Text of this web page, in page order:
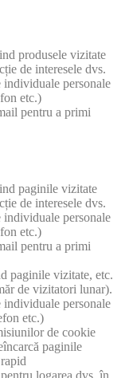
produsele vizitate
de interesele dvs.
personale
etc.)
pentru a primi
paginile vizitate
de interesele dvs.
personale
etc.)
pentru a primi
paginile vizitate, etc.
de vizitatori lunar).
personale
etc.)
de cookie
paginile